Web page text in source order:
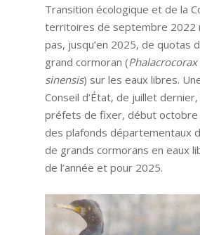
Transition écologique et de la
territoires de septembre 2022
pas, jusqu’en 2025, de quotas
grand cormoran (
sinensis) sur les eaux libres.
Conseil d’État, de juillet
préfets de fixer, début octobre
des plafonds départementaux
de grands cormorans en eaux
de l’année et pour 2025.